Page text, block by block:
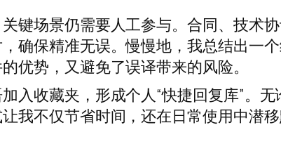
键场景仍需要人工参与。合同、技术
确保精准无误。慢慢地，我总结出一
优势，又避免了误译带来的风险。
入收藏夹，形成个人“快捷回复库”。
我不仅节省时间，还在日常使用中潜